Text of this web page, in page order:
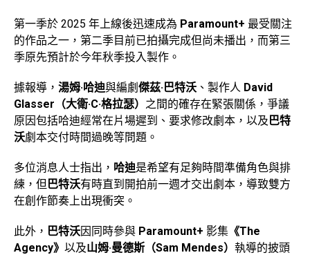
第一季於 2025 年上線後迅速成為 Paramount+ 最受關注
的作品之一，第二季目前已拍攝完成但尚未播出，而第三
季原先預計於今年秋季投入製作。
據報導， 湯姆·哈迪與編劇 傑茲·巴特沃 、製作人 David
Glasser（大衛·C·格拉瑟） 之間的確存在緊張關係，爭議
原因包括哈迪經常在片場遲到、要求修改劇本，以及 巴特
沃劇本交付時間過晚等問題。
多位消息人士指出， 哈迪是希望有足夠時間準備角色與排
練，但 巴特沃有時直到開拍前一週才交出劇本，導致雙方
在創作節奏上出現衝突。
此外， 巴特沃因同時參與 Paramount+ 影集 《The
Agency》 以及山姆·曼德斯（Sam Mendes） 執導的披頭